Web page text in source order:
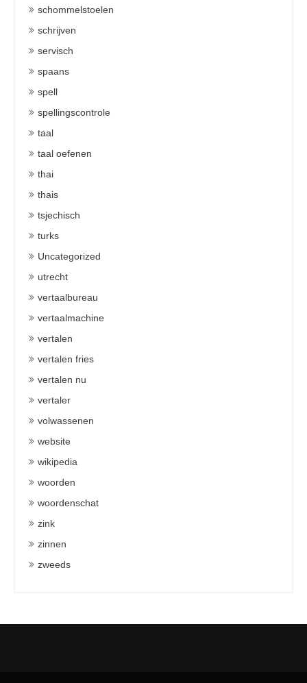
schommelstoelen
schrijven
servisch
spaans
spell
spellingscontrole
taal
taal oefenen
thai
thais
tsjechisch
turks
Uncategorized
utrecht
vertaalbureau
vertaalmachine
vertalen
vertalen fries
vertalen nu
vertaler
volwassenen
website
wikipedia
woorden
woordenschat
zink
zinnen
zweeds